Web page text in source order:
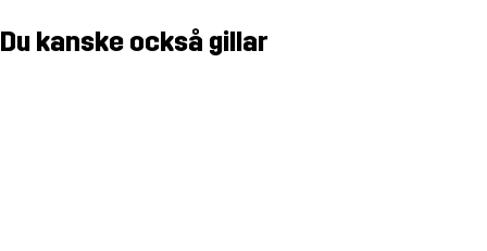
Du kanske också gillar